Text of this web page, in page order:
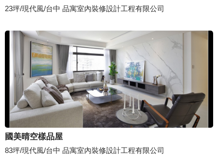
23坪/現代風/台中 品寓室內裝修設計工程有限公司
國美晴空樣品屋
83坪/現代風/台中 品寓室內裝修設計工程有限公司